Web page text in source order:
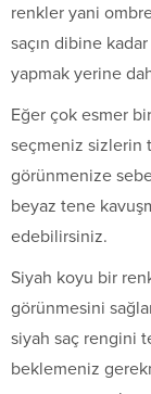
renkler yani
saçın dibine
yapmak yerine
Eğer çok esmer
seçmeniz sizlerin
görünmenize
beyaz tene
edebilirsiniz.
Siyah koyu bir
görünmesini
siyah saç rengini
beklemeniz